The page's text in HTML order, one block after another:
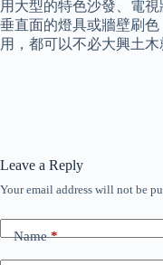
用大型的特色沙發、電
垂直面的燈具或牆壁刷
用，都可以不必大興土木
Leave a Reply
Your email address will not be
Name*